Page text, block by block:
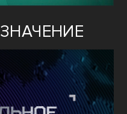
ЗНАЧЕНИЕ